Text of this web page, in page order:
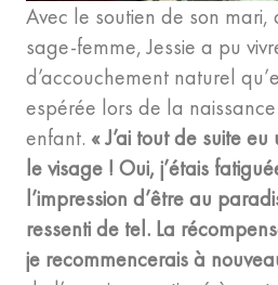
Avec le soutien de son
sage-femme, Jessie a pu
d’accouchement naturel
espérée lors de la
enfant. « J’ai tout de suite
le visage ! Oui, j’étais
l’impression d’être au
ressenti de tel. La
je recommencerais à